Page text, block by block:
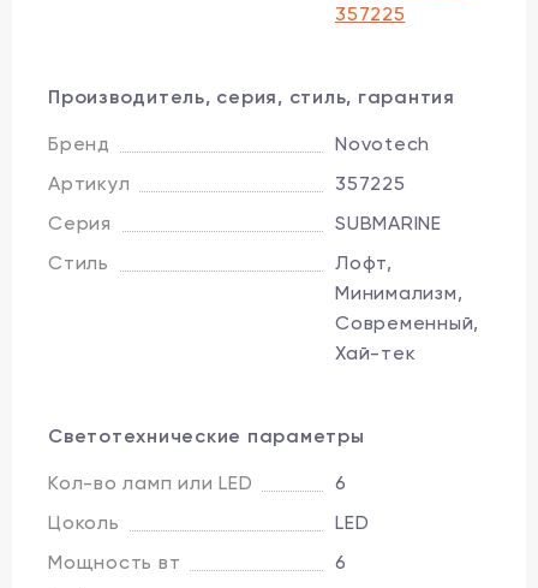
357225
Производитель, серия, стиль, гарантия
Бренд
Novotech
Артикул
357225
Серия
SUBMARINE
Стиль
Лофт,
Минимализм,
Современный,
Хай-тек
Светотехнические параметры
Кол-во ламп или LED
6
Цоколь
LED
Мощность вт
6